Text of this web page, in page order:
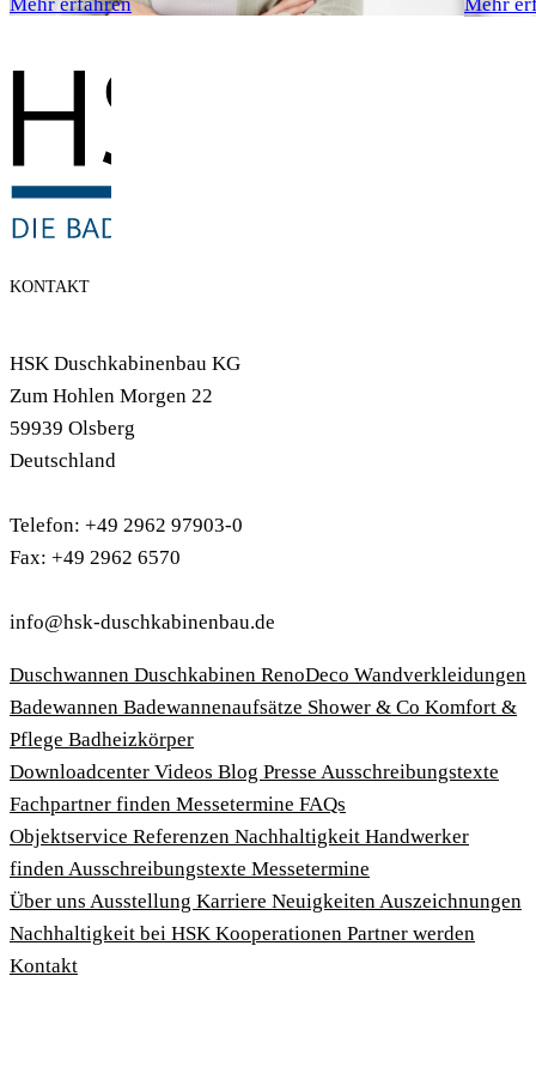
KONTAKT
HSK Duschkabinenbau KG
Zum Hohlen Morgen 22
59939 Olsberg
Deutschland
Telefon: +49 2962 97903-0
Fax: +49 2962 6570
info@hsk-duschkabinenbau.de
Duschwannen Duschkabinen RenoDeco Wandverkleidungen
Badewannen Badewannenaufsätze Shower & Co Komfort &
Pflege Badheizkörper
Download­center Videos Blog Presse Ausschreibungstexte
Fachpartner finden Messetermine FAQs
Objektservice Referenzen Nachhaltigkeit Handwerker
findenAusschreibungstexte Messetermine
Über uns Ausstellung Karriere NeuigkeitenAuszeichnungen
Nachhaltigkeit bei HSK Kooperationen Partner werden
Kontakt